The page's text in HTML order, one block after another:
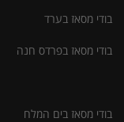
בודי מסאז בערד
בודי מסאז בפרדס חנה
בודי מסאז בים המלח